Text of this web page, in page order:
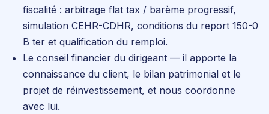
fiscalité : arbitrage flat tax / barème progressif,
simulation CEHR-CDHR, conditions du report 150-0
B ter et qualification du remploi.
Le conseil financier du dirigeant — il apporte la
connaissance du client, le bilan patrimonial et le
projet de réinvestissement, et nous coordonne
avec lui.